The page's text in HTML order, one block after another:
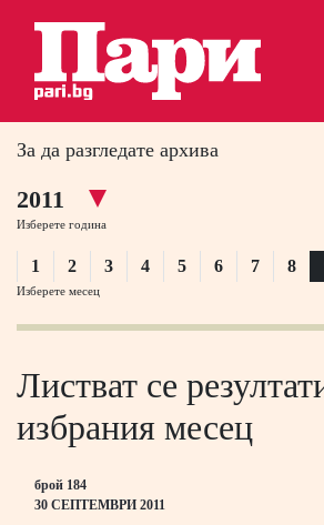
За да разгледате архива
2011
Изберете година
1 2 3 4 5 6 7 8
Изберете месец
Листват се
избрания месец
брой 184
30 СЕПТЕМВРИ 2011